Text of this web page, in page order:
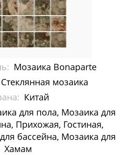
мозаика
мозаика
с камнем
Мозаика Bonaparte
Стеклянная мозаика
Китай
для пола, Мозаика для
Прихожая, Гостиная,
бассейна, Мозаика для
Хамам